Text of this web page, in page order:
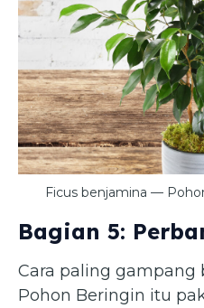
Ficus benjamina —
Bagian 5:
Cara paling gampang
Pohon Beringin itu